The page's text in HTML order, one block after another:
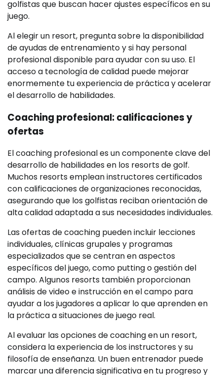
golfistas que buscan hacer ajustes específicos en su
juego.
Al elegir un resort, pregunta sobre la disponibilidad
de ayudas de entrenamiento y si hay personal
profesional disponible para ayudar con su uso. El
acceso a tecnología de calidad puede mejorar
enormemente tu experiencia de práctica y acelerar
el desarrollo de habilidades.
Coaching profesional: calificaciones y
ofertas
El coaching profesional es un componente clave del
desarrollo de habilidades en los resorts de golf.
Muchos resorts emplean instructores certificados
con calificaciones de organizaciones reconocidas,
asegurando que los golfistas reciban orientación de
alta calidad adaptada a sus necesidades individuales.
Las ofertas de coaching pueden incluir lecciones
individuales, clínicas grupales y programas
especializados que se centran en aspectos
específicos del juego, como putting o gestión del
campo. Algunos resorts también proporcionan
análisis de video e instrucción en el campo para
ayudar a los jugadores a aplicar lo que aprenden en
la práctica a situaciones de juego real.
Al evaluar las opciones de coaching en un resort,
considera la experiencia de los instructores y su
filosofía de enseñanza. Un buen entrenador puede
marcar una diferencia significativa en tu progreso y